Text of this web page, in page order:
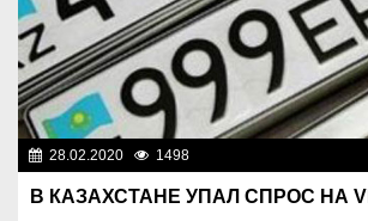
28.02.2020 1498
В КАЗАХСТАНЕ УПАЛ СПРОС НА